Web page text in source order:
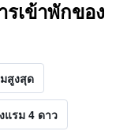
เข้าพักของ
สูงสุด
แรม 4 ดาว